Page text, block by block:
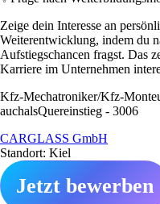
Zeige dein Interesse an
Weiterentwicklung, indem du
Aufstiegschancen fragst. Das
Karriere im Unternehmen
Kfz-Mechatroniker/Kfz-
auchalsQuereinstieg - 3006
CARGLASS GmbH
Standort: Kiel
Jetzt bewerben